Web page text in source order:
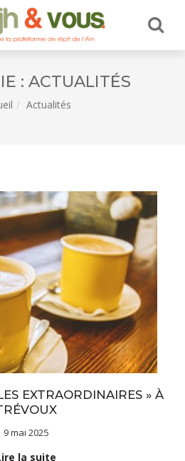
: ACTUALITÉS
Actualités
EXTRAORDINAIRES » À
9 mai 2025
la suite